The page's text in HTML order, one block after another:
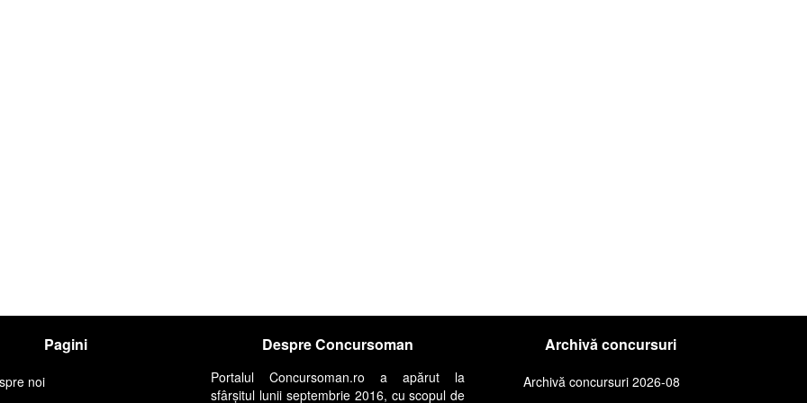
Pagini
noi
Despre Concursoman
Portalul Concursoman.ro a apărut la
sfârșitul lunii septembrie 2016, cu scopul de
Archivă concursuri
Archivă concursuri 2026-08